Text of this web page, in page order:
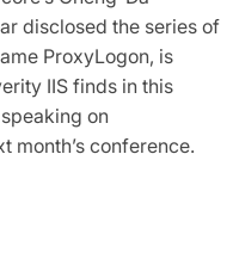
disclosed the series of
ProxyLogon, is
IIS finds in this
on
month’s conference.